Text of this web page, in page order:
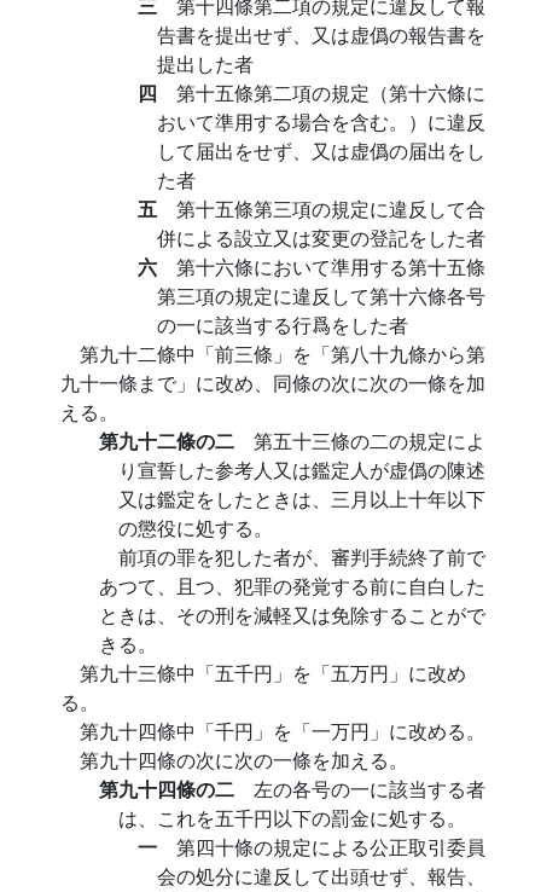
告書を提出せず、又は虚僞の報告書を
提出した者
四 第十五條第二項の規定（第十六條に
おいて準用する場合を含む。）に違反
して届出をせず、又は虚僞の届出をし
た者
五 第十五條第三項の規定に違反して合
併による設立又は変更の登記をした者
六 第十六條において準用する第十五條
第三項の規定に違反して第十六條各号
の一に該当する行爲をした者
第九十二條中「前三條」を「第八十九條から第
九十一條まで」に改め、同條の次に次の一條を加
える。
第九十二條の二 第五十三條の二の規定によ
り宣誓した参考人又は鑑定人が虚僞の陳述
又は鑑定をしたときは、三月以上十年以下
の懲役に処する。
前項の罪を犯した者が、審判手続終了前で
あつて、且つ、犯罪の発覚する前に自白した
ときは、その刑を減軽又は免除することがで
きる。
第九十三條中「五千円」を「五万円」に改め
る。
第九十四條中「千円」を「一万円」に改める。
第九十四條の次に次の一條を加える。
第九十四條の二 左の各号の一に該当する者
は、これを五千円以下の罰金に処する。
一 第四十條の規定による公正取引委員
会の処分に違反して出頭せず、報告、